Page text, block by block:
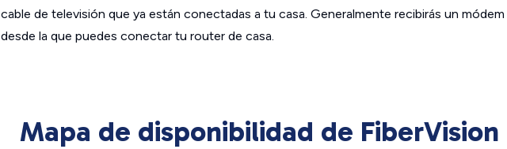
cable de televisión que ya están conectadas a tu casa. Generalmente recibirás un
desde la que puedes conectar tu router de casa.
Mapa de disponibilidad de FiberVision